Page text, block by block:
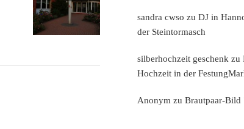
sandra cwso zu DJ in
der Steintormasch
silberhochzeit geschenk zu
Hochzeit in der
Anonym zu Brautpaar-Bild